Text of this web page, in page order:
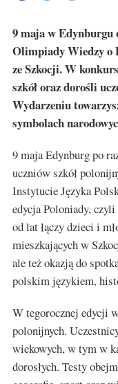
9 maja w Edynburgu
Olimpiady Wiedzy o
ze Szkocji. W
szkół oraz dorośli
Wydarzeniu
symbolach
9 maja Edynburg po
uczniów szkół
Instytucie Języka
edycja Poloniady,
od lat łączy dzieci i
mieszkających w
ale też okazją do
polskim językiem,
W tegorocznej edycji
polonijnych.
wiekowych, w tym w
dorosłych. Testy